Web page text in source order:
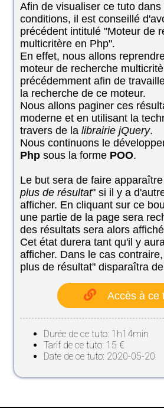
Afin de visualiser ce tuto dans
conditions, il est conseillé
précédent intitulé "Moteur de
multicritère en Php".
En effet, nous allons
moteur de recherche
précédemment afin de
la recherche de ce moteur.
Nous allons paginer ces
moderne et en utilisant la
travers de la librairie jQuery.
Nous continuons le
Php sous la forme POO.
Le but sera de faire
plus de résultat" si il y a
afficher. En cliquant sur ce
une partie de la page sera
des résultats sera alors
Cet état durera tant qu'il y
afficher. Dans le cas
plus de résultat" disparaîtra
Accès à ce
Durée de ce tuto: 1h14min
Tarif de ce tuto: 15 €
Date de ce tuto: 2020-05-20